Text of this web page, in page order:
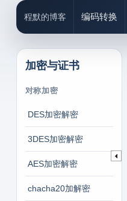
程默的博客 编码转换
加密与证书
对称加密
DES加密解密
3DES加密解密
AES加密解密
chacha20加解密